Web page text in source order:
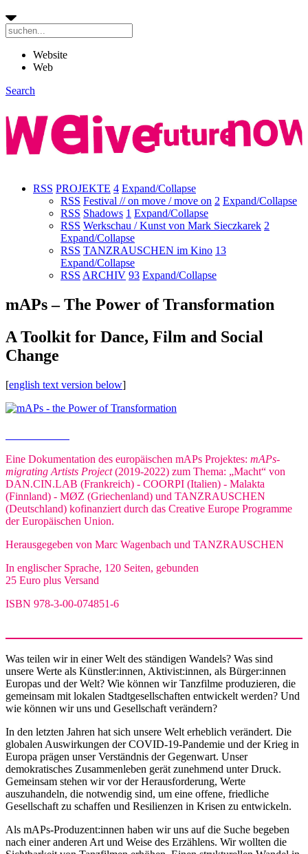
Website
Web
Search
RSS PROJEKTE 4 Expand/Collapse
RSS Festival // on move / move on 2 Expand/Collapse
RSS Shadows 1 Expand/Collapse
RSS Werkschau / Kunst von Mark Sieczkarek 2
Expand/Collapse
RSS TANZRAUSCHEN im Kino 13
Expand/Collapse
RSS ARCHIV 93 Expand/Collapse
mAPs – The Power of Transformation
A Toolkit for Dance, Film and Social
Change
[english text version below]
Eine Dokumentation des europäischen mAPs Projektes: mAPs-
migrating Artists Project(2019-2022) zum Thema: „Macht“ von
DAN.CIN.LAB (Frankreich) - COORPI (Italien) - Malakta
(Finnland) - MØZ (Griechenland) und TANZRAUSCHEN
(Deutschland) kofinanziert durch das Creative Europe Programme
der Europäischen Union.
Herausgegeben von Marc Wagenbach und TANZRAUSCHEN
In englischer Sprache, 120 Seiten, gebunden
25 Euro plus Versand
ISBN 978-3-00-074851-6
Was teilen wir in einer Welt des ständigen Wandels? Was sind
unsere Werte als Künstler:innen, Aktivist:innen, als Bürger:innen
Europas und der Welt? Wie können wir Tanzfilme produzieren, die
gemeinsam mit lokalen Stadtgesellschaften entwickelt werden? Und
wie können wir uns und Gesellschaft verändern?
In den letzten Jahren hat sich unsere Welt erheblich verändert. Die
globalen Auswirkungen der COVID-19-Pandemie und der Krieg in
Europa prägen unser Verständnis der Gegenwart. Unser
demokratisches Zusammenleben gerät zunehmend unter Druck.
Gemeinsam stehen wir vor der Herausforderung, Werte
auszuhandeln, die notwendig sind, um eine offene, friedliche
Gesellschaft zu schaffen und Resilienzen in Krisen zu entwickeln.
Als mAPs-Produzent:innen haben wir uns auf die Suche begeben
nach einer anderen Art und Weise des Erzählens. Wir wollten die